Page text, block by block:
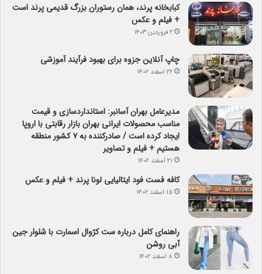
کبابخانه پرند، همان رستوران بزرگ قدیمی پرند است
+ فیلم و عکس
۲ فروردین ۱۴۰۳
چاپ آنلاین جزوه برای بهبود فرآیند آموزشی
۲۲ اسفند ۱۴۰۲
مدیرعامل بهران آسانبر: استانداردسازی و قیمت
مناسب محصولات ایرانی بهران بازار رقابتی با اروپا
ایجاد کرده است / صادرکننده به ۷ کشور منطقه
هستیم + فیلم و تصاویر
۲۱ اسفند ۱۴۰۲
کافه فست فود ایتالیایی لونا پرند + فیلم و عکس
۱۵ اسفند ۱۴۰۲
راهنمای کامل درباره ست کژوال اسمارت با شلوار جین
آبی روشن
۸ اسفند ۱۴۰۲